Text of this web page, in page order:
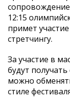
12:15
примет
стретчингу.
За участие в
будут
можно
стиле